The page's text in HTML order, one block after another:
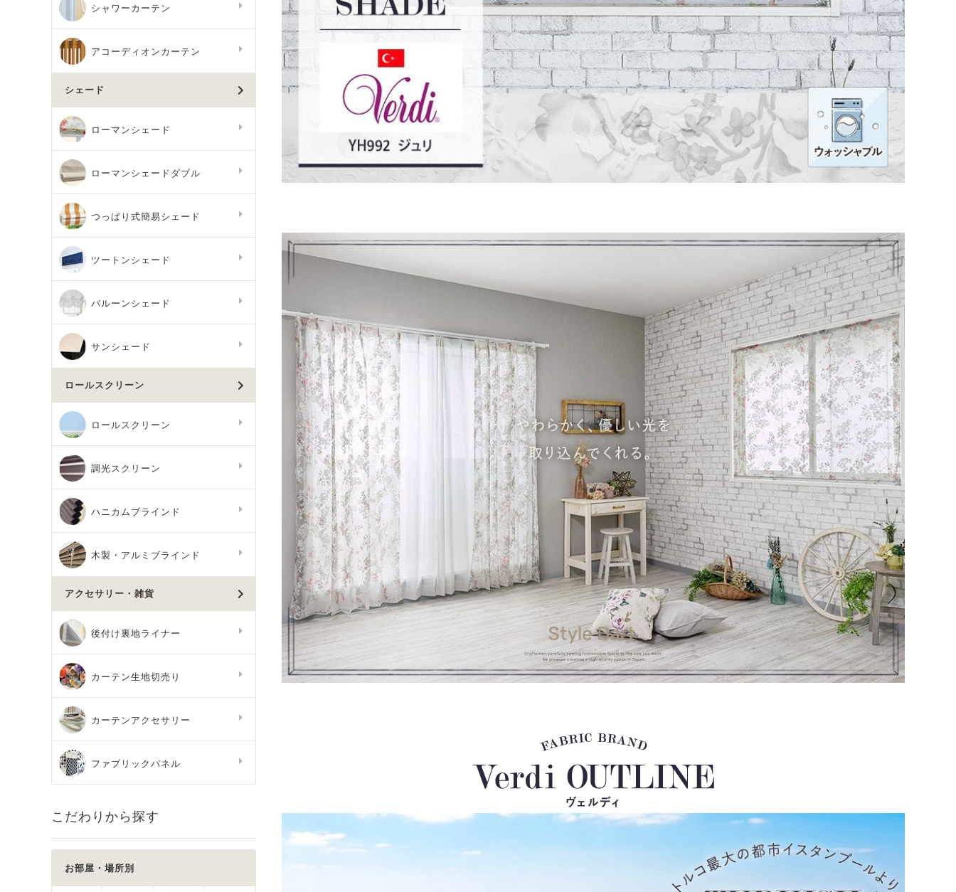
シャワーカーテン
アコーディオンカーテン
シェード
ローマンシェード
ローマンシェードダブル
つっぱり式簡易シェード
ツートンシェード
バルーンシェード
サンシェード
ロールスクリーン
ロールスクリーン
調光スクリーン
ハニカムブラインド
木製・アルミブラインド
アクセサリー・雑貨
後付け裏地ライナー
カーテン生地切売り
カーテンアクセサリー
ファブリックパネル
こだわりから探す
お部屋・場所別